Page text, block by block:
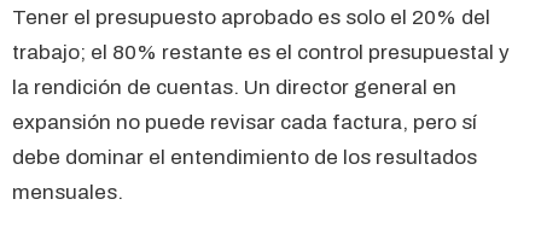
Tener el presupuesto aprobado es solo el 20% del
trabajo; el 80% restante es el control presupuestal y
la rendición de cuentas. Un director general en
expansión no puede revisar cada factura, pero sí
debe dominar el entendimiento de los resultados
mensuales.